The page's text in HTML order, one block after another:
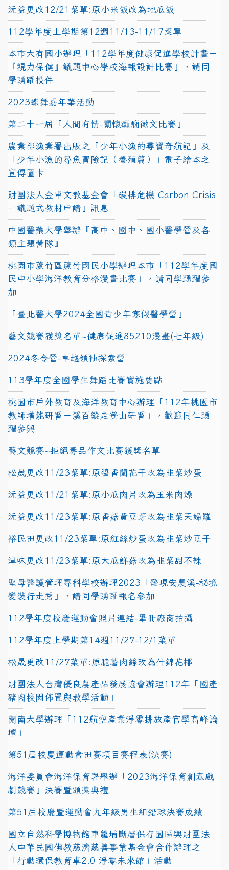
沅益更改12/21菜單:原小米飯改為地瓜飯
112學年度上學期第12週11/13-11/17菜單
本市大有國小辦理「112學年度健康促進學校計畫－
『視力保健』議題中心學校海報設計比賽」，請同
學踴躍投件
2023蝶舞嘉年華活動
第二十一屆「人間有情-關懷癲癇徵文比賽」
農業部漁業署出版之「少年小漁的尋寶奇航記」及
「少年小漁的尋魚冒險記（養殖篇）」電子繪本之
宣傳圖卡
財團法人金車文教基金會「碳排危機 Carbon Crisis
－議題式教材申請」訊息
中國醫藥大學舉辦『高中、國中、國小醫學營及各
類主題營隊』
桃園市蘆竹區蘆竹國民小學辦理本市「112學年度國
民中小學海洋教育分格漫畫比賽」，請同學踴躍參
加
「臺北醫大學2024全國青少年寒假醫學營」
藝文競賽獲獎名單~健康促進85210漫畫(七年級)
2024冬令營-卓越領袖探索營
113學年度全國學生舞蹈比賽實施要點
桃園市戶外教育及海洋教育中心辦理「112年桃園市
教師增能研習－溪百縱走登山研習」，歡迎同仁踴
躍參與
藝文競賽~拒絕毒品作文比賽獲獎名單
松晟更改11/23菜單:原醬香蘭花干改為韭菜炒蛋
沅益更改11/21菜單:原小瓜肉片改為玉米肉燥
沅益更改11/23菜單:原香菇黃豆芽改為韭菜天婦羅
裕民田更改11/23菜單:原紅絲炒蛋改為韭菜炒豆干
津味更改11/23菜單:原大瓜鮮菇改為韭菜甜不辣
聖母醫護管理專科學校辦理2023「發現安農溪-秘境
變裝行走秀」，請同學踴躍報名參加
112學年度校慶運動會照片連結-畢冊廠商拍攝
112學年度上學期第14週11/27-12/1菜單
松晟更改11/27菜單:原脆薯肉絲改為什錦花椰
財團法人台灣優良農產品發展協會辦理112年「國產
豬肉校園佈置與教學活動」
開南大學辦理「112航空產業淨零排放產官學高峰論
壇」
第51屆校慶運動會田賽項目賽程表(決賽)
海洋委員會海洋保育署舉辦「2023海洋保育創意戲
劇競賽」決賽暨頒獎典禮
第51屆校慶暨運動會九年級男生組鉛球決賽成績
國立自然科學博物館車籠埔斷層保存園區與財團法
人中華民國佛教慈濟慈善事業基金會合作辦理之
「行動環保教育車2.0 淨零未來館」活動